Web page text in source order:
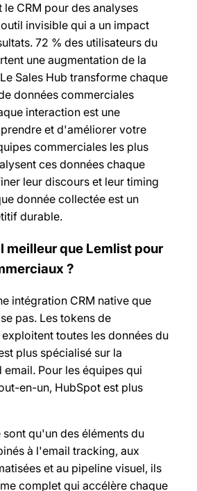
CRM pour des analyses
invisible qui a un impact
72 % des utilisateurs du
une augmentation de la
Sales Hub transforme chaque
données commerciales
interaction est une
et d'améliorer votre
commerciales les plus
ces données chaque
leur discours et leur timing
donnée collectée est un
durable.
meilleur que Lemlist pour
?
intégration CRM native que
pas. Les tokens de
toutes les données du
plus spécialisé sur la
Pour les équipes qui
en-un, HubSpot est plus
sont qu'un des éléments du
à l'email tracking, aux
et au pipeline visuel, ils
complet qui accélère chaque